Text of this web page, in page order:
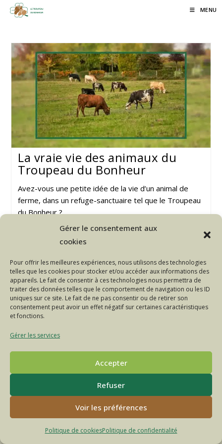
Gérer le consentement aux
cookies
Pour offrir les meilleures expériences, nous utilisons des technologies
telles que les cookies pour stocker et/ou accéder aux informations des
appareils. Le fait de consentir à ces technologies nous permettra de
traiter des données telles que le comportement de navigation ou les ID
uniques sur ce site. Le fait de ne pas consentir ou de retirer son
consentement peut avoir un effet négatif sur certaines caractéristiques
et fonctions.
Gérer les services
Accepter
Refuser
Voir les préférences
Politique de cookiesPolitique de confidentialité
Skip
MENU
La vraie vie des animaux du
Troupeau du Bonheur
Avez-vous une petite idée de la vie d’un animal de
ferme, dans un refuge-sanctuaire tel que le Troupeau
du Bonheur ?
Vraie
Animaux
Du
Troupeau
Du
Bonheur